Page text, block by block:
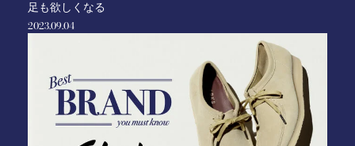
足も欲しくなる
2023.09.04